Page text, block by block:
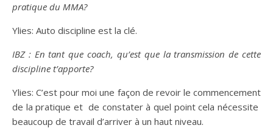
pratique du MMA?
Ylies: Auto discipline est la clé.
IBZ : En tant que coach, qu’est que la transmission de cette
discipline t’apporte?
Ylies: C’est pour moi une façon de revoir le commencement
de la pratique et de constater à quel point cela nécessite
beaucoup de travail d’arriver à un haut niveau.